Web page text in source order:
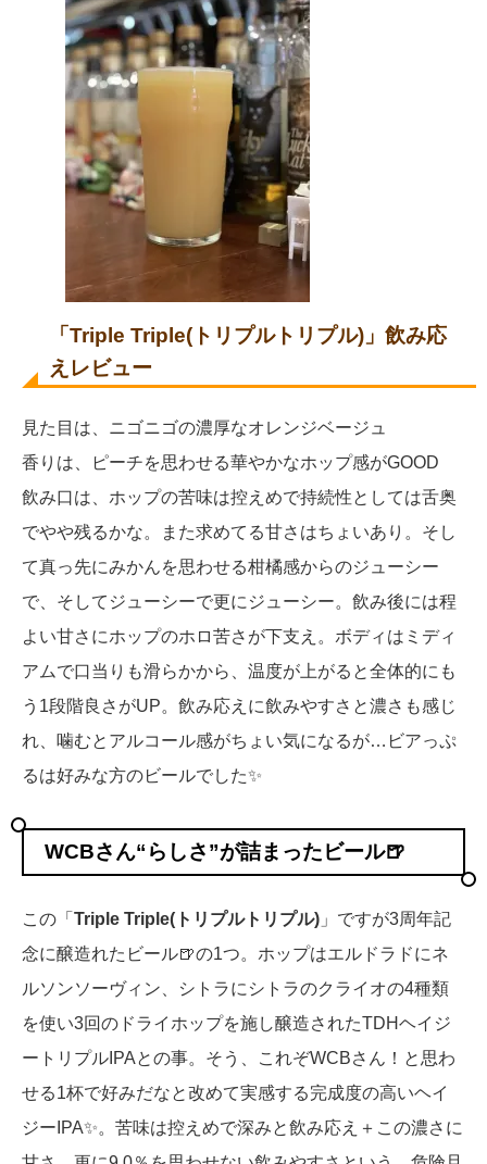
「Triple Triple(トリプルトリプル)」飲み応
えレビュー
見た目は、ニゴニゴの濃厚なオレンジベージュ
香りは、ピーチを思わせる華やかなホップ感がGOOD
飲み口は、ホップの苦味は控えめで持続性としては舌奥
でやや残るかな。また求めてる甘さはちょいあり。そし
て真っ先にみかんを思わせる柑橘感からのジューシー
で、そしてジューシーで更にジューシー。飲み後には程
よい甘さにホップのホロ苦さが下支え。ボディはミディ
アムで口当りも滑らかから、温度が上がると全体的にも
う1段階良さがUP。飲み応えに飲みやすさと濃さも感じ
れ、噛むとアルコール感がちょい気になるが…ビアっぷ
るは好みな方のビールでした✨
WCBさん“らしさ”が詰まったビール🍺
この「 Triple Triple(トリプルトリプル) 」ですが3周年記
念に醸造れたビール🍺の1つ。ホップはエルドラドにネ
ルソンソーヴィン、シトラにシトラのクライオの4種類
を使い3回のドライホップを施し醸造されたTDHヘイジ
ートリプルIPAとの事。そう、これぞWCBさん！と思わ
せる1杯で好みだなと改めて実感する完成度の高いヘイ
ジーIPA✨。苦味は控えめで深みと飲み応え＋この濃さに